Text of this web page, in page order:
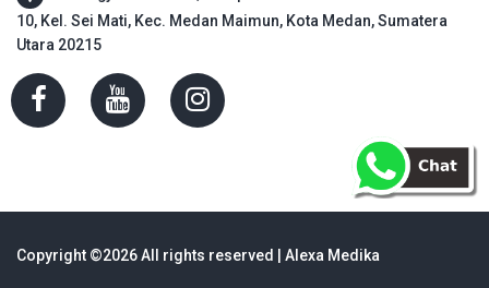
10, Kel. Sei Mati, Kec. Medan Maimun, Kota Medan, Sumatera
Utara 20215
Copyright ©2026 All rights reserved | Alexa Medika